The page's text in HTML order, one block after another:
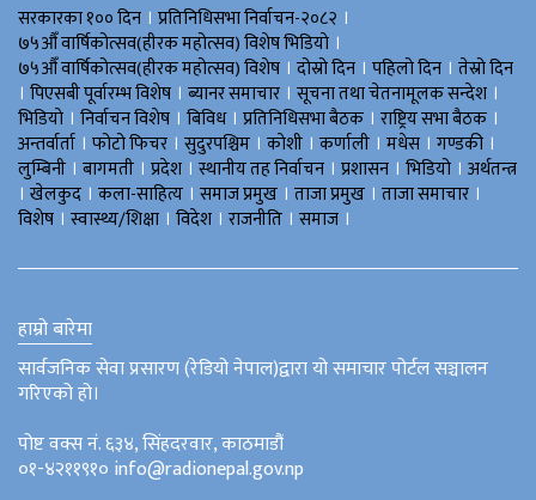
सरकारका १०० दिन । प्रतिनिधिसभा निर्वाचन-२०८२ ।
७५औँ वार्षिकोत्सव(हीरक महोत्सव) विशेष भिडियाे ।
७५औँ वार्षिकोत्सव(हीरक महोत्सव) विशेष । दोस्रो दिन । पहिलो दिन । तेस्रो दिन
। पिएसबी पूर्वारम्भ विशेष । ब्यानर समाचार । सूचना तथा चेतनामूलक सन्देश ।
भिडियाे । निर्वाचन विशेष । बिविध। प्रतिनिधिसभा बैठक । राष्ट्रिय सभा बैठक ।
अन्तर्वार्ता । फोटो फिचर । सुदुरपश्चिम । काेशी । कर्णाली । मधेस । गण्डकी ।
लुम्बिनी । बागमती । प्रदेश । स्थानीय तह निर्वाचन । प्रशासन । भिडियो । अर्थतन्त्र
। खेलकुद । कला-साहित्य । समाज प्रमुख । ताजा प्रमुख । ताजा समाचार ।
विशेष । स्वास्थ्य/शिक्षा । विदेश । राजनीति । समाज ।
हाम्रो बारेमा
सार्वजनिक सेवा प्रसारण (रेडियो नेपाल)द्वारा यो समाचार पोर्टल सञ्चालन
गरिएको हो।
पोष्ट वक्स नं. ६३४, सिंहदरवार, काठमाडौं
०१-४२११९१० info@radionepal.gov.np